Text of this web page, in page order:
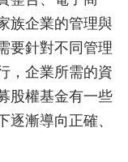
族企業的管理與
要針對不同管理
，企業所需的資
股權基金有一些
漸導向正確、